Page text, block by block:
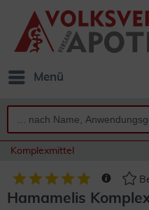
Menü
Komplexmittel
Hamamelis